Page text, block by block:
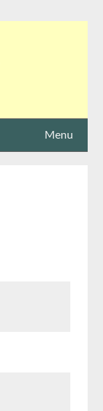
Menu